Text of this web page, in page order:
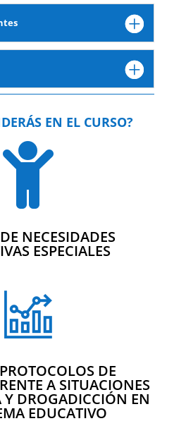
EN EL CURSO?

NECESIDADES
ESPECIALES
DE
A SITUACIONES
Y DROGADICCIÓN EN
EDUCATIVO